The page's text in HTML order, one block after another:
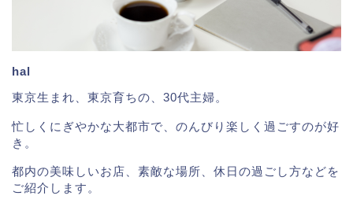
hal
東京生まれ、東京育ちの、30代主婦。
忙しくにぎやかな大都市で、のんびり楽しく過ごすのが好
き。
都内の美味しいお店、素敵な場所、休日の過ごし方などを
ご紹介します。